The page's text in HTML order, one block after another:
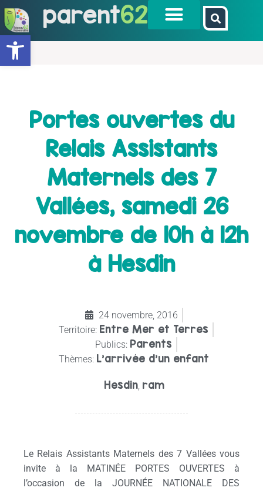
Ouvrir la barre d’outils
parent62
Portes ouvertes du
Relais Assistants
Maternels des 7
Vallées, samedi 26
novembre de 10h à 12h
à Hesdin
24 novembre, 2016
Territoire: Entre Mer et Terres
Publics: Parents
Thèmes: L'arrivée d'un enfant
Hesdin, ram
Le Relais Assistants Maternels des 7 Vallées vous
invite à la MATINÉE PORTES OUVERTES à
l’occasion de la JOURNÉE NATIONALE DES